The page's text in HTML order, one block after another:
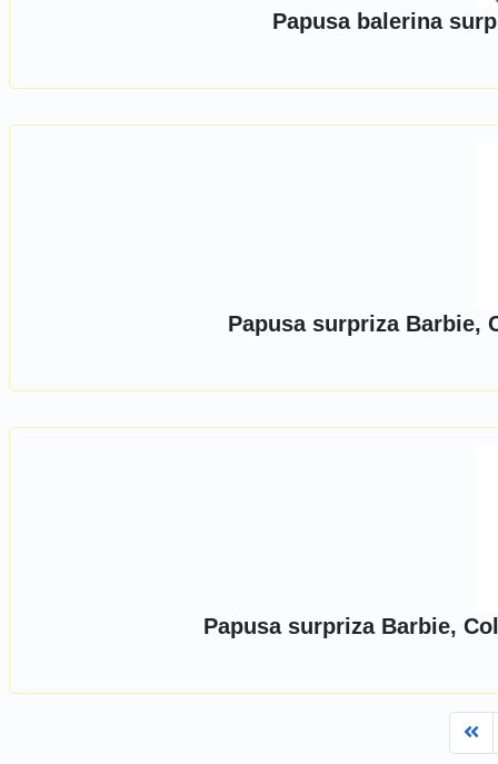
Papusa balerina
Papusa surpriza Barbie,
Papusa surpriza Barbie,